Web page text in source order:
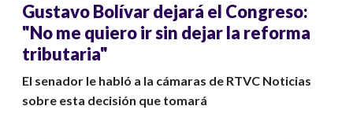
Gustavo Bolívar dejará el Congreso:
"No me quiero ir sin dejar la reforma
tributaria"
El senador le habló a la cámaras de RTVC Noticias
sobre esta decisión que tomará